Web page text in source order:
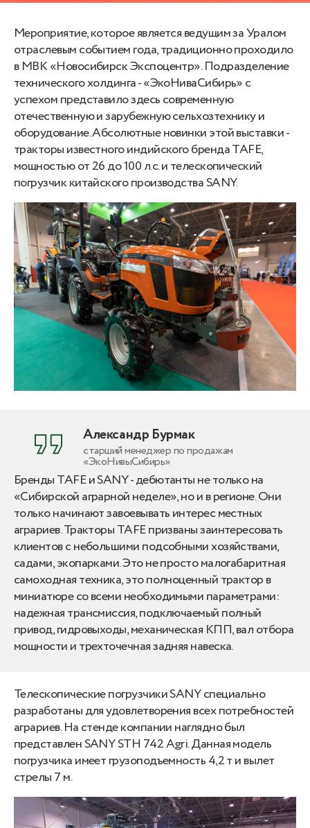
Мероприятие, которое является ведущим за Уралом
отраслевым событием года, традиционно проходило
в МВК «Новосибирск Экспоцентр». Подразделение
технического холдинга - «ЭкоНиваСибирь» с
успехом представило здесь современную
отечественную и зарубежную сельхозтехнику и
оборудование. Абсолютные новинки этой выставки -
тракторы известного индийского бренда TAFE,
мощностью от 26 до 100 л.с. и телескопический
погрузчик китайского производства SANY.
Бренды TAFE и SANY - дебютанты не только на
«Сибирской аграрной неделе», но и в регионе. Они
только начинают завоевывать интерес местных
аграриев. Тракторы TAFE призваны заинтересовать
клиентов с небольшими подсобными хозяйствами,
садами, экопарками. Это не просто малогабаритная
самоходная техника, это полноценный трактор в
миниатюре со всеми необходимыми параметрами:
надежная трансмиссия, подключаемый полный
привод, гидровыходы, механическая КПП, вал отбора
мощности и трехточечная задняя навеска.
Александр Бурмак
старший менеджер по продажам
«ЭкоНивыСибирь»
Телескопические погрузчики SANY специально
разработаны для удовлетворения всех потребностей
аграриев. На стенде компании наглядно был
представлен SANY STH 742 Agri. Данная модель
погрузчика имеет грузоподъемность 4,2 т и вылет
стрелы 7 м.